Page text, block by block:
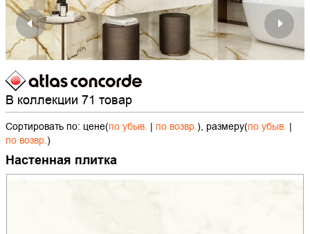
В коллекции 71 товар
Сортировать по: цене(по убыв. | по возвр.), размеру(по убыв. |
по возвр.)
Настенная плитка